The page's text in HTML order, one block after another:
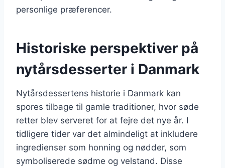
personlige præferencer.
Historiske perspektiver på
nytårsdesserter i Danmark
Nytårsdessertens historie i Danmark kan
spores tilbage til gamle traditioner, hvor søde
retter blev serveret for at fejre det nye år. I
tidligere tider var det almindeligt at inkludere
ingredienser som honning og nødder, som
symboliserede sødme og velstand. Disse